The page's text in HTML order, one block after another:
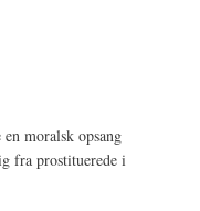
moralsk opsang
fra prostituerede i